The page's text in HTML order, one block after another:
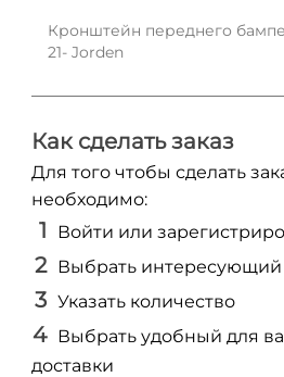
Кронштейн переднего
21- Jorden
Как сделать заказ
Для того чтобы сделать
необходимо:
Войти или
Выбрать интересующий
Указать количество
Выбрать удобный для
доставки